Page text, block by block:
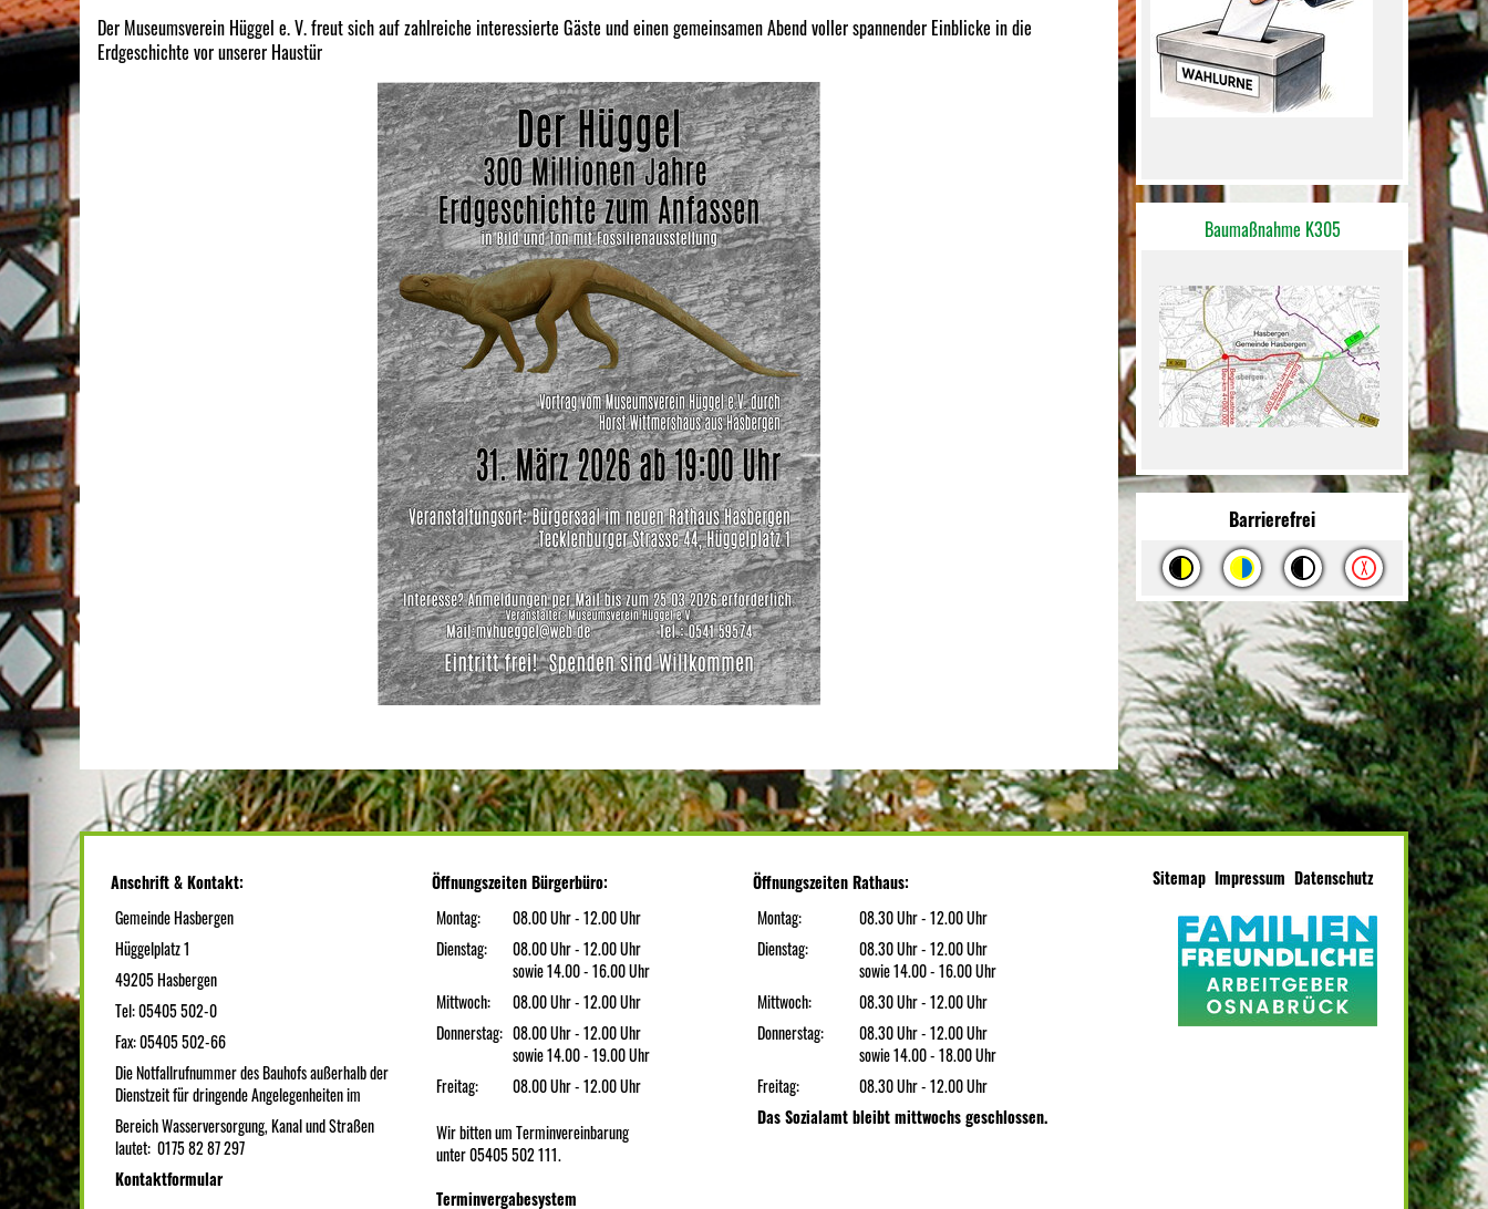
Der Museumsverein Hüggel e. V. freut sich auf zahlreiche interessierte Gäste und einen gemeinsamen Abend voller spannender Einblicke in die
Erdgeschichte vor unserer Haustür
Baumaßnahme K305
Barrierefrei
Anschrift & Kontakt:
Gemeinde Hasbergen
Hüggelplatz 1
49205 Hasbergen
Tel: 05405 502-0
Fax: 05405 502-66
Die Notfallrufnummer des Bauhofs außerhalb der
Dienstzeit für dringende Angelegenheiten im
Bereich Wasserversorgung, Kanal und Straßen
lautet: 0175 82 87 297
Kontaktformular
Öffnungszeiten Bürgerbüro:
Montag:
08.00 Uhr - 12.00 Uhr
Dienstag:
08.00 Uhr - 12.00 Uhr
sowie 14.00 - 16.00 Uhr
Mittwoch:
08.00 Uhr - 12.00 Uhr
Donnerstag: 08.00 Uhr - 12.00 Uhr
sowie 14.00 - 19.00 Uhr
Freitag:
08.00 Uhr - 12.00 Uhr
Wir bitten um Terminvereinbarung
unter 05405 502 111.
Terminvergabesystem
Öffnungszeiten Rathaus:
Montag:
08.30 Uhr - 12.00 Uhr
Dienstag:
08.30 Uhr - 12.00 Uhr
sowie 14.00 - 16.00 Uhr
Mittwoch:
08.30 Uhr - 12.00 Uhr
Donnerstag:
08.30 Uhr - 12.00 Uhr
sowie 14.00 - 18.00 Uhr
Freitag:
08.30 Uhr - 12.00 Uhr
Das Sozialamt bleibt mittwochs geschlossen.
Sitemap Impressum Datenschutz